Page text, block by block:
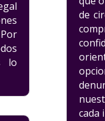
lo
de
cada